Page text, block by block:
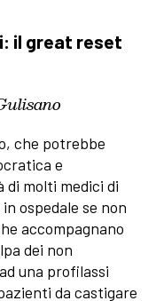
il great reset
che potrebbe
e
di molti medici di
ospedale se non
accompagnano
dei non
una profilassi
da castigare